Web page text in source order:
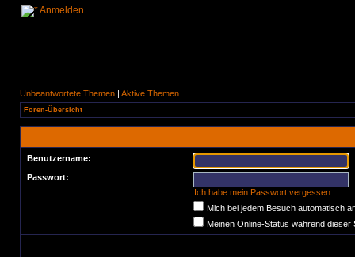
Anmelden
Unbeantwortete Themen | Aktive Themen
Foren-Übersicht
Benutzername:
Passwort:
Ich habe mein Passwort vergessen
Mich bei jedem Besuch automatisch
Meinen Online-Status während dieser